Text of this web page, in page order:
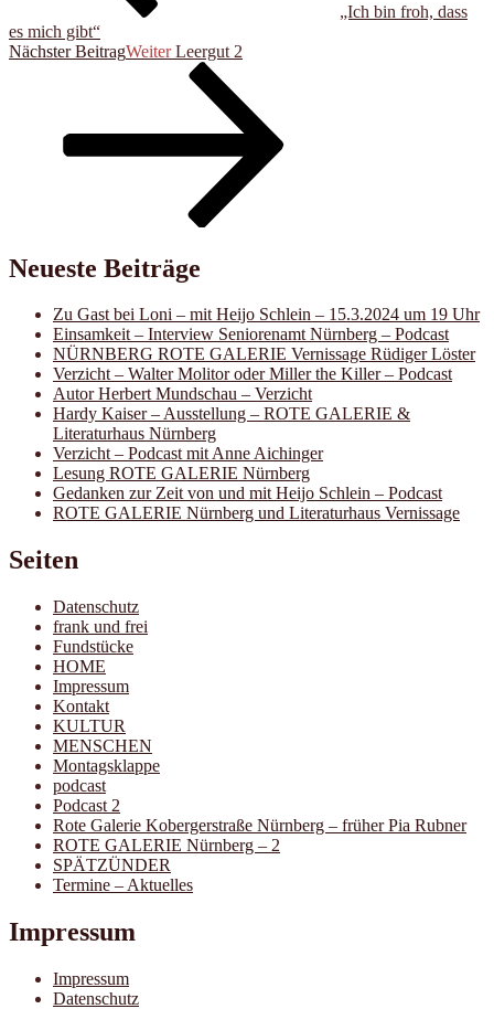
„Ich bin froh, dass
es mich gibt“
Nächster BeitragWeiter Leergut 2
Neueste Beiträge
Zu Gast bei Loni – mit Heijo Schlein – 15.3.2024 um 19 Uhr
Einsamkeit – Interview Seniorenamt Nürnberg – Podcast
NÜRNBERG ROTE GALERIE Vernissage Rüdiger Löster
Verzicht – Walter Molitor oder Miller the Killer – Podcast
Autor Herbert Mundschau – Verzicht
Hardy Kaiser – Ausstellung – ROTE GALERIE &
Literaturhaus Nürnberg
Verzicht – Podcast mit Anne Aichinger
Lesung ROTE GALERIE Nürnberg
Gedanken zur Zeit von und mit Heijo Schlein – Podcast
ROTE GALERIE Nürnberg und Literaturhaus Vernissage
Seiten
Datenschutz
frank und frei
Fundstücke
HOME
Impressum
Kontakt
KULTUR
MENSCHEN
Montagsklappe
podcast
Podcast 2
Rote Galerie Kobergerstraße Nürnberg – früher Pia Rubner
ROTE GALERIE Nürnberg – 2
SPÄTZÜNDER
Termine – Aktuelles
Impressum
Impressum
Datenschutz